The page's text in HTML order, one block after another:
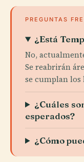
PREGUNTAS
¿Está
No,
Se reabrirán
se cumplan
¿Cuáles
esperados?
¿Cómo